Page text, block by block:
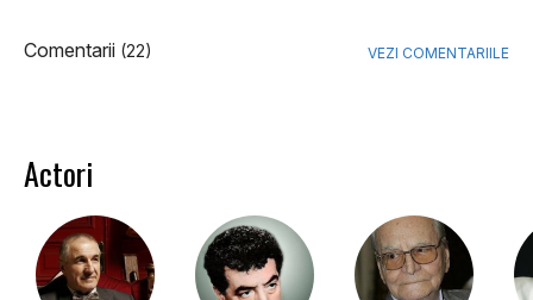
Comentarii (22) VEZI COMENTARIILE
Actori